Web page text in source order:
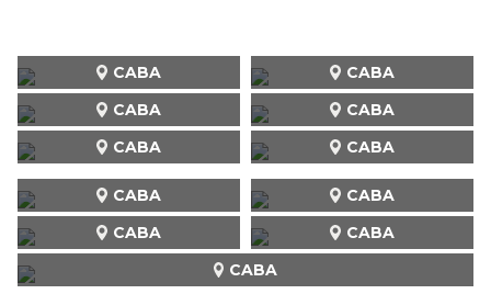
CABA
CABA
CABA
CABA
CABA
CABA
CABA CABA
CABA
CABA CABA